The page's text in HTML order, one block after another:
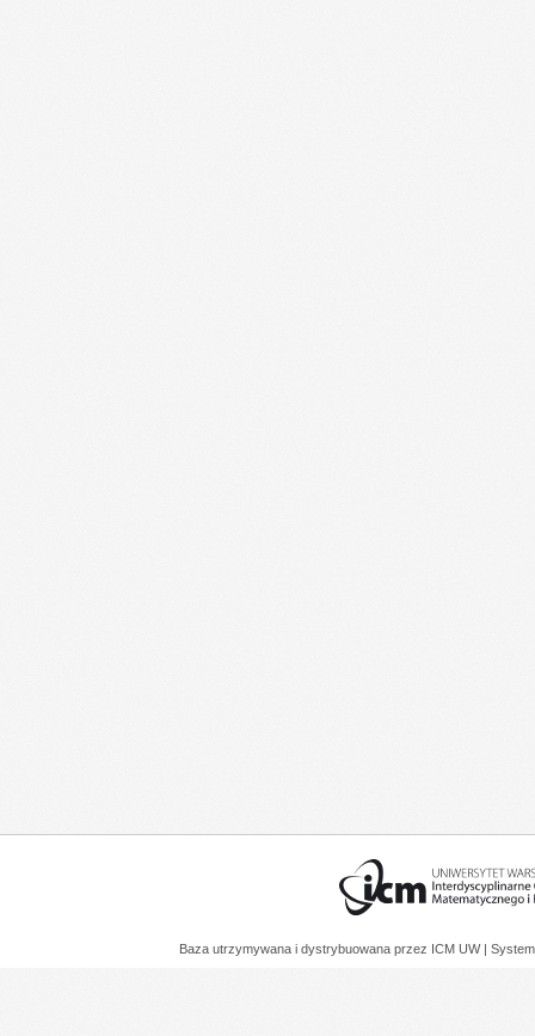
Baza utrzymywana i dystrybuowana przez ICM UW |